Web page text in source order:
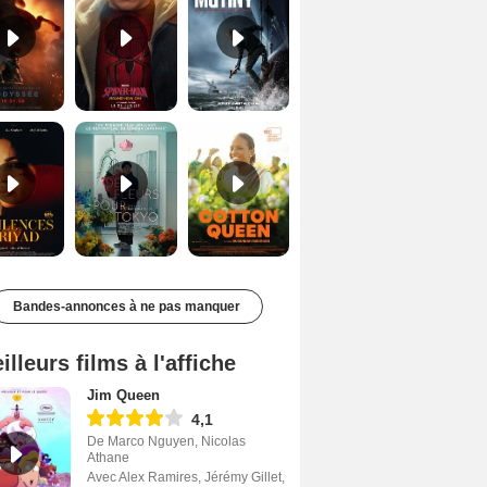
Les Silences de Riyad Bande-annonce VO STFR Cotton Queen Bande-annonce VO STFR
Bandes-annonces à ne pas manquer
films à l'affiche
Jim Queen
4,1
De Marco Nguyen, Nicolas
Athane
Avec Alex Ramires, Jérémy Gillet,